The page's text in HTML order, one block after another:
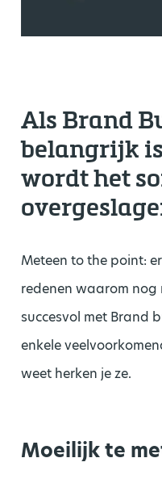
Als Brand
belangrijk
wordt het
Meteen to the point:
redenen waarom nog
succesvol met Brand
enkele
weet herken je ze.
Moeilijk te